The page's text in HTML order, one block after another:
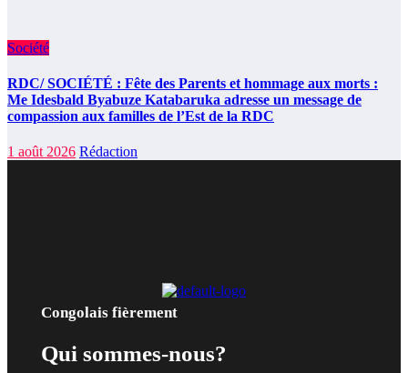
Société
RDC/ SOCIÉTÉ : Fête des Parents et hommage aux morts :
Me Idesbald Byabuze Katabaruka adresse un message de
compassion aux familles de l’Est de la RDC
1 août 2026 Rédaction
Congolais fièrement
Qui sommes-nous?